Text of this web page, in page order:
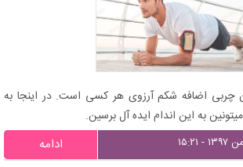
چربی اضافه شکم آرزوی هر کسی است. در اینجا به
به این اندام ایده آل برسین.
ادامه